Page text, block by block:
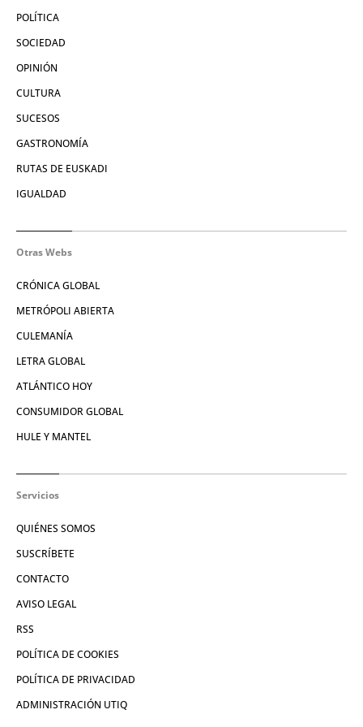
POLÍTICA
SOCIEDAD
OPINIÓN
CULTURA
SUCESOS
GASTRONOMÍA
RUTAS DE EUSKADI
IGUALDAD
Otras Webs
CRÓNICA GLOBAL
METRÓPOLI ABIERTA
CULEMANÍA
LETRA GLOBAL
ATLÁNTICO HOY
CONSUMIDOR GLOBAL
HULE Y MANTEL
Servicios
QUIÉNES SOMOS
SUSCRÍBETE
CONTACTO
AVISO LEGAL
RSS
POLÍTICA DE COOKIES
POLÍTICA DE PRIVACIDAD
ADMINISTRACIÓN UTIQ